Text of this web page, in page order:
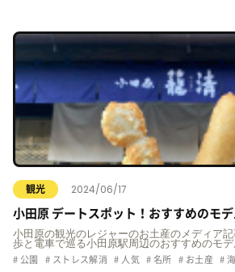
観光 2024/06/17
小田原 デートスポット！おすすめのモ
小田原の観光のレジャーのお土産のメディア
歩と電車で巡る小田原駅周辺のおすすめのモ
公園 ストレス解消 人気 名所 お土産